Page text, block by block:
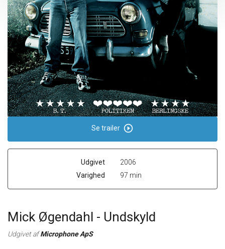
Se trailer play_circle_outline
Udgivet
2006
Varighed
97 min
Mick Øgendahl - Undskyld
Udgivet afMicrophone ApS